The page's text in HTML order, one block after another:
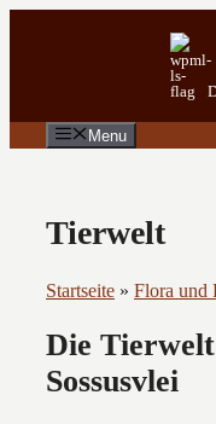
Menu
Tierwelt
Startseite » Flora und
Die
Sossusvlei